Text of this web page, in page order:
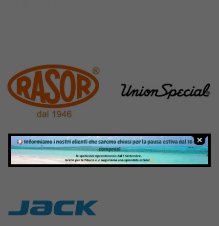
Rasor
117 Products
Union Special
140 Products